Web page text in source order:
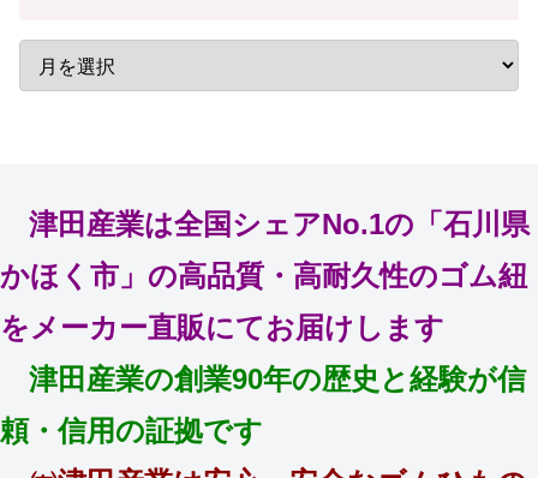
津田産業は全国シェアNo.1の「石川県
かほく市」の高品質・高耐久性のゴム紐
をメーカー直販にてお届けします
津田産業の創業90年の歴史と経験が信
頼・信用の証拠です